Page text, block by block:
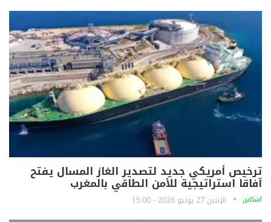
ترخيص أمريكي جديد لتصدير الغاز المسال يفتح
آفاقا استراتيجية للأمن الطاقي بالمغرب
آشكاين الإثنين 27 يوليو 2026 - 15:00